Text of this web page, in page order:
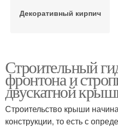
Декоративный кирпич
Камень из гипса
Камень для ванной
Строительный
фронтона и
двускатной
Строительство крыши
конструкции, то есть с